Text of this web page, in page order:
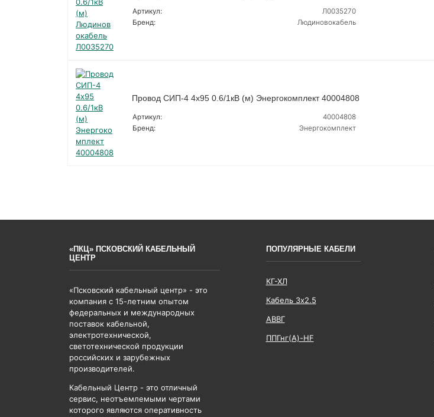
Артикул:
Л0035270
Бренд:
Людиновокабель
Провод СИП-4 4х95 0.6/1кВ (м) Энергокомплект 40004808
Артикул:
40004808
Бренд:
Энергокомплект
«ПКЦ» ПСКОВСКИЙ КАБЕЛЬНЫЙ
ЦЕНТР
«Псковский кабельный центр» - это
компания с 15-летним опытом
федеральных и международных
поставок кабельной,
электротехнической,
светотехнической продукции
российских и зарубежных
производителей.
Кабельный Центр - это отличный
сервис, неотъемлемыми чертами
которого являются оперативность
ПОПУЛЯРНЫЕ КАБЕЛИ
КГ-ХЛ
Кабель 3x2.5
АВВГ
ППГнг(А)-HF